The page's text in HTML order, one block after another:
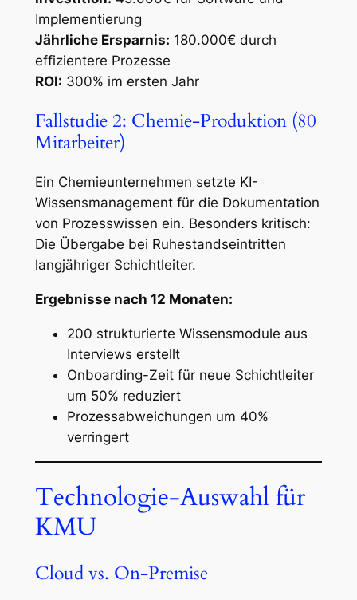
Implementierung
Jährliche Ersparnis: 180.000€ durch
effizientere Prozesse
ROI: 300% im ersten Jahr
Fallstudie 2: Chemie-Produktion (80
Mitarbeiter)
Ein Chemieunternehmen setzte KI-
Wissensmanagement für die Dokumentation
von Prozesswissen ein. Besonders kritisch:
Die Übergabe bei Ruhestandseintritten
langjähriger Schichtleiter.
Ergebnisse nach 12 Monaten:
200 strukturierte Wissensmodule aus
Interviews erstellt
Onboarding-Zeit für neue Schichtleiter
um 50% reduziert
Prozessabweichungen um 40%
verringert
Technologie-Auswahl für
KMU
Cloud vs. On-Premise